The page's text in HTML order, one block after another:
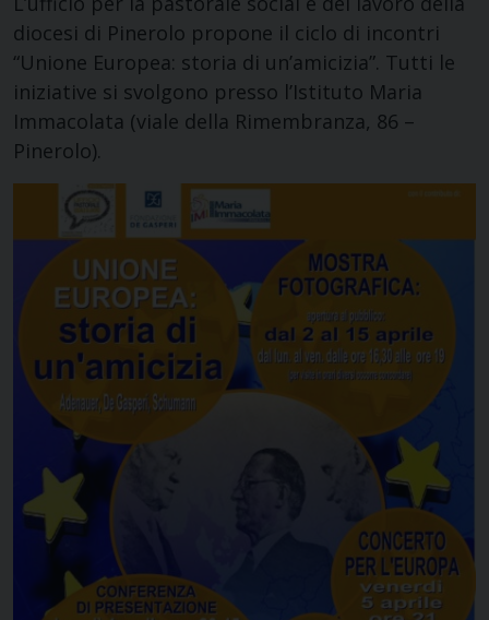
diocesi di Pinerolo propone il ciclo di incontri
“Unione Europea: storia di un’amicizia”. Tutti le
iniziative si svolgono presso l’Istituto Maria
Immacolata (viale della Rimembranza, 86 –
Pinerolo).